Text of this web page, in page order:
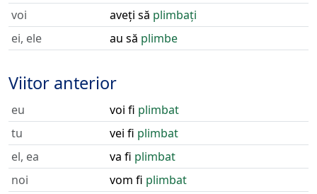
voi
aveți să plimbați
ei, ele
au să plimbe
Viitor anterior
eu voi fi plimbat
tu
vei fi plimbat
el, ea
va fi plimbat
noi
vom fi plimbat